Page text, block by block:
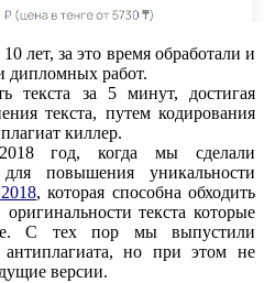
лет, за это время обработали и
дипломных работ.
текста за 5 минут, достигая
текста, путем кодирования
киллер.
год, когда мы сделали
повышения уникальности
, которая способна обходить
текста которые
С тех пор мы выпустили
но при этом не
версии.